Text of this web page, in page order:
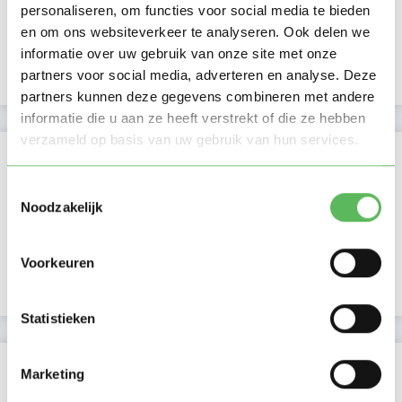
personaliseren, om functies voor social media te bieden
en om ons websiteverkeer te analyseren. Ook delen we
informatie over uw gebruik van onze site met onze
partners voor social media, adverteren en analyse. Deze
partners kunnen deze gegevens combineren met andere
informatie die u aan ze heeft verstrekt of die ze hebben
verzameld op basis van uw gebruik van hun services.
Noodzakelijk
Voorkeuren
Statistieken
Marketing
Namiddag
Avond
Nacht
NIEUW
14-03-2026
24-03-2024
Verificaties